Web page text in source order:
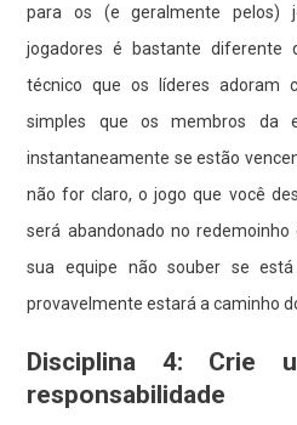
para os (e geralmente pelos)
jogadores é bastante diferente
técnico que os líderes adoram
simples que os membros da
instantaneamente se estão
não for claro, o jogo que você
será abandonado no
sua equipe não souber se
provavelmente estará a caminho
Disciplina 4: Crie
responsabilidade